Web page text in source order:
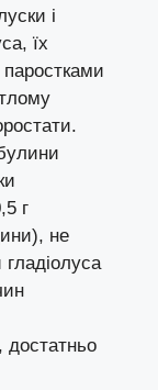
і
їх
г
не
достатньо